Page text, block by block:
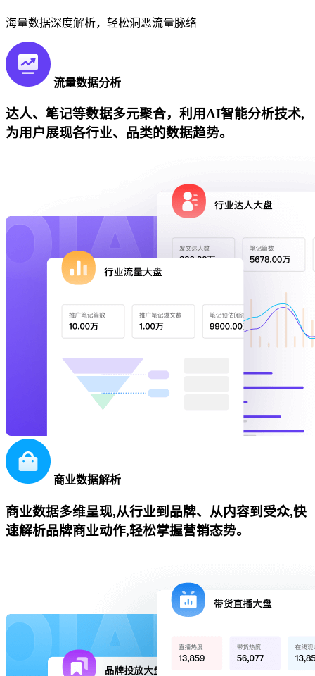
海量数据深度解析，轻松洞恶流量脉络
流量数据分析
达人、笔记等数据多元聚合，利用AI智能分析技术,
为用户展现各行业、品类的数据趋势。
商业数据解析
商业数据多维呈现,从行业到品牌、从内容到受众,快
速解析品牌商业动作,轻松掌握营销态势。